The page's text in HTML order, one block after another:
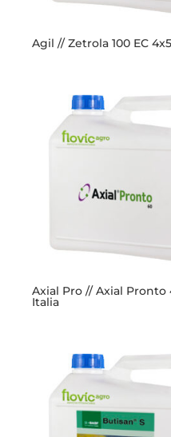
Agil // Zetrola 100 EC
Axial Pro // Axial Pronto
Italia